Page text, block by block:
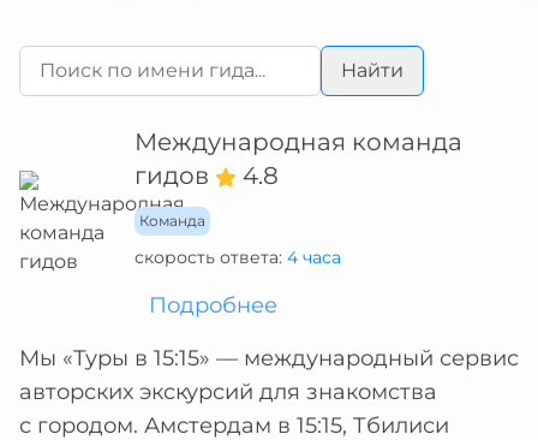
Найти
Международная команда
гидов
4.8
Команда
скорость ответа: 4 часа
Подробнее
Мы «Туры в 15:15» — международный сервис
авторских экскурсий для знакомства
с городом. Амстердам в 15:15, Тбилиси